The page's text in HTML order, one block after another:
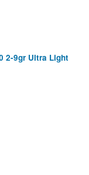
2-9gr Ultra Light